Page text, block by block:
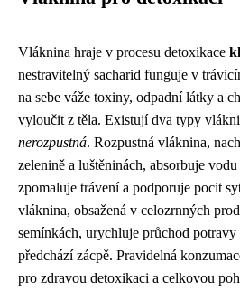
Vláknina hraje v procesu detoxikace
nestravitelný sacharid funguje v
na sebe váže toxiny, odpadní látky a
vyloučit z těla. Existují dva typy
nerozpustná. Rozpustná vláknina,
zelenině a luštěninách, absorbuje
zpomaluje trávení a podporuje pocit
vláknina, obsažená v celozrnných
semínkách, urychluje průchod
předchází zácpě. Pravidelná
pro zdravou detoxikaci a celkovou